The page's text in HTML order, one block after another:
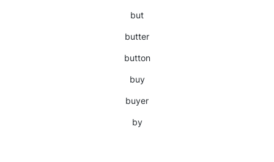
but
butter
button
buy
buyer
by